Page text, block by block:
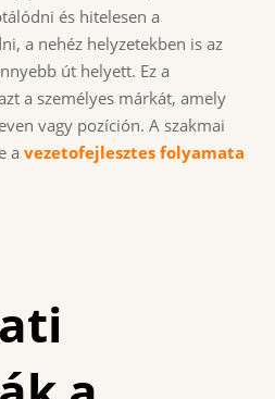
és hitelesen a
a nehéz helyzetekben is az
út helyett. Ez a
a személyes márkát, amely
vagy pozíción. A szakmai
avezetofejlesztes folyamata